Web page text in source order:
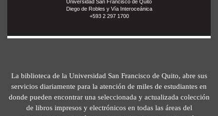
Universidad San Francisco de Quito
Diego de Robles y Vía Interoceánica
+593 2 297 1700
La biblioteca de la Universidad San Francisco de Quito, abre sus
servicios diariamente para la atención de miles de estudiantes en
donde pueden encontrar una seleccionada y actualizada colección
de libros impresos y electrónicos en todas las áreas del